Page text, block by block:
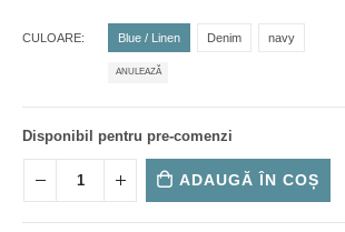
CULOARE Blue / Linen Denim navy
ANULEAZĂ
Disponibil pentru pre-comenzi
ADAUGĂ ÎN COȘ